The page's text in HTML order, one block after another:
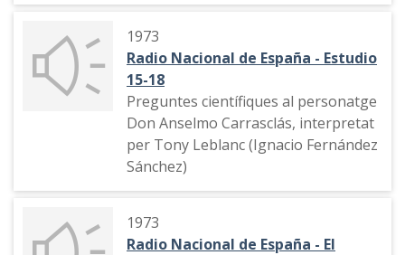
tarda, cerimònies religioses,
reaccions internacionals, missatge
del president del govern Torcuato
Fernández Miranda, resum de
premsa, ampliació de la informació
del succeït
1973
Radio Nacional de España - Estudio
15-18
Preguntes científiques al personatge
Don Anselmo Carrasclás, interpretat
per Tony Leblanc (Ignacio Fernández
Sánchez)
1973
Radio Nacional de España - El